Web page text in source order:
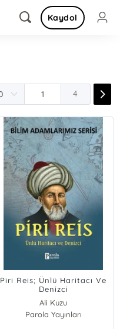
Kaydol
4
Piri Reis; Ünlü Haritacı Ve
Denizci
Ali Kuzu
Parola Yayınları